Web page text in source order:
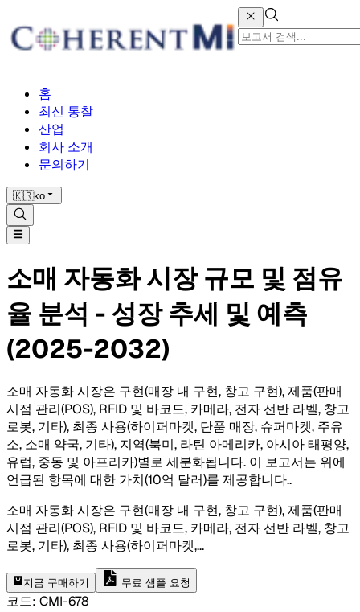
홈
최신 통찰
산업
회사 소개
문의하기
🇰🇷ko
소매 자동화 시장 규모 및 점유
율 분석 - 성장 추세 및 예측
(2025-2032)
소매 자동화 시장은 구현(매장 내 구현, 창고 구현), 제품(판매
시점 관리(POS), RFID 및 바코드, 카메라, 전자 선반 라벨, 창고
로봇, 기타), 최종 사용(하이퍼마켓, 단품 매장, 슈퍼마켓, 주유
소, 소매 약국, 기타), 지역(북미, 라틴 아메리카, 아시아 태평양,
유럽, 중동 및 아프리카)별로 세분화됩니다. 이 보고서는 위에
언급된 항목에 대한 가치(10억 달러)를 제공합니다..
소매 자동화 시장은 구현(매장 내 구현, 창고 구현), 제품(판매
시점 관리(POS), RFID 및 바코드, 카메라, 전자 선반 라벨, 창고
로봇, 기타), 최종 사용(하이퍼마켓,...
지금 구매하기 무료 샘플 요청
코드: CMI-678